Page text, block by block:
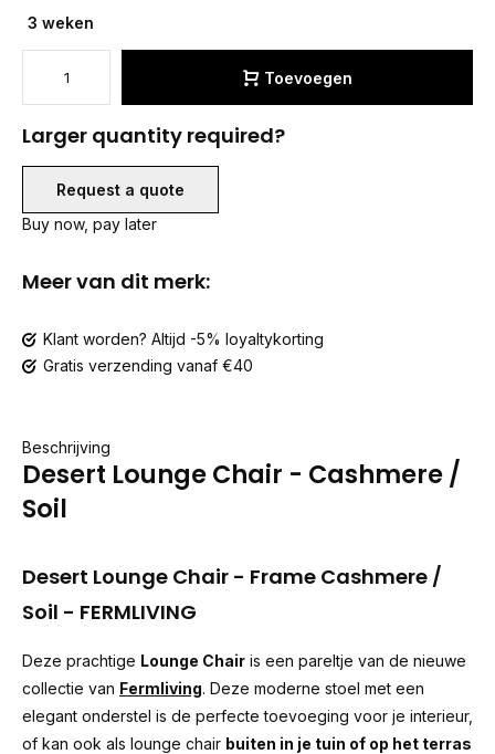
3 weken
Toevoegen
Larger quantity required?
Request a quote
Buy now, pay later
Meer van dit merk:
Klant worden? Altijd -5% loyaltykorting
Gratis verzending vanaf €40
Beschrijving
Desert Lounge Chair - Cashmere /
Soil
Desert Lounge Chair - Frame Cashmere /
Soil - FERMLIVING
Deze prachtige Lounge Chair is een pareltje van de nieuwe
collectie van Fermliving. Deze moderne stoel met een
elegant onderstel is de perfecte toevoeging voor je interieur,
of kan ook als lounge chair buiten in je tuin of op het terras